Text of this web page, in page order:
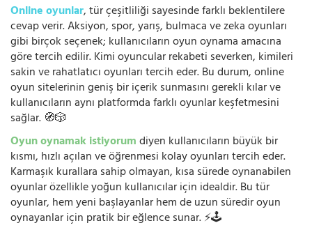
Online oyunlar, tür çeşitliliği sayesinde farklı beklentilere
cevap verir. Aksiyon, spor, yarış, bulmaca ve zeka oyunları
gibi birçok seçenek; kullanıcıların oyun oynama amacına
göre tercih edilir. Kimi oyuncular rekabeti severken, kimileri
sakin ve rahatlatıcı oyunları tercih eder. Bu durum, online
oyun sitelerinin geniş bir içerik sunmasını gerekli kılar ve
kullanıcıların aynı platformda farklı oyunlar keşfetmesini
sağlar. 🧭🎲
Oyun oynamak istiyorumdiyen kullanıcıların büyük bir
kısmı, hızlı açılan ve öğrenmesi kolay oyunları tercih eder.
Karmaşık kurallara sahip olmayan, kısa sürede oynanabilen
oyunlar özellikle yoğun kullanıcılar için idealdir. Bu tür
oyunlar, hem yeni başlayanlar hem de uzun süredir oyun
oynayanlar için pratik bir eğlence sunar. ⚡🕹️